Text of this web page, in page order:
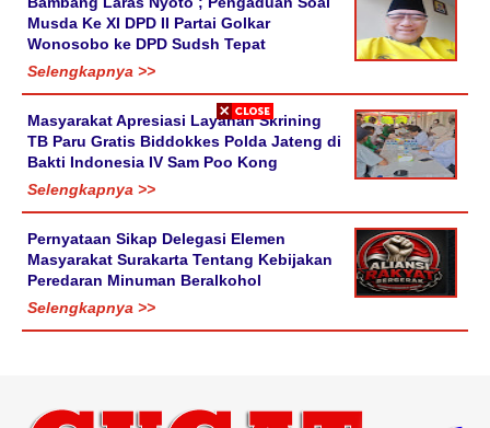
Musda Ke XI DPD II Partai Golkar
Wonosobo ke DPD Sudsh Tepat
Selengkapnya >>
Masyarakat Apresiasi Layanan Skrining
TB Paru Gratis Biddokkes Polda Jateng di
Bakti Indonesia IV Sam Poo Kong
Selengkapnya >>
Pernyataan Sikap Delegasi Elemen
Masyarakat Surakarta Tentang Kebijakan
Peredaran Minuman Beralkohol
Selengkapnya >>